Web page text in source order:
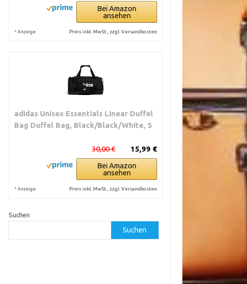
Bei Amazon
ansehen
* Anzeige Preis inkl. MwSt., zzgl. Versandkosten
adidas Unisex Essentials Linear Duffel
Bag Duffel Bag, Black/Black/White, S
15,99 €
30,00 €
Bei Amazon
ansehen
* Anzeige Preis inkl. MwSt., zzgl. Versandkosten
Suchen
Suchen